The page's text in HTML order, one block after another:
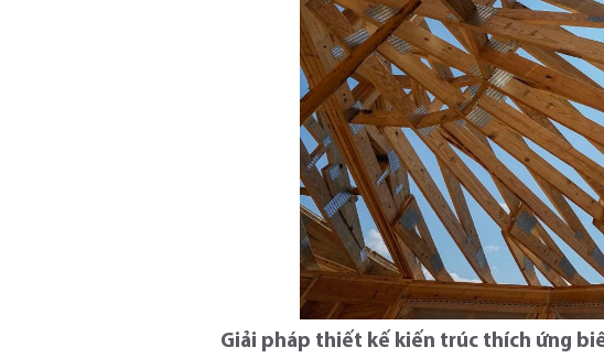
Giải pháp thiết kế kiến trúc thích ứng